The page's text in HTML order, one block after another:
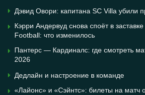
Дэвид Овори: капитана SC Villa убили
Кэрри Андервуд снова споёт в
Football: что изменилось
Пантерс — Кардиналс: где смотреть
2026
Дедлайн и настроение в команде
«Лайонс» и «Сэйнтс»: билеты на матч